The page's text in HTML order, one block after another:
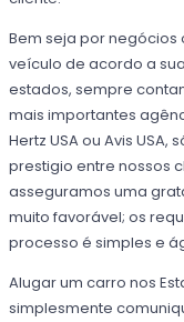
Bem seja por
veículo de acordo a
estados, sempre
mais importantes
Hertz USA ou Avis
prestigio entre nossos
asseguramos uma
muito favorável; os
processo é simples e
Alugar um carro nos
simplesmente